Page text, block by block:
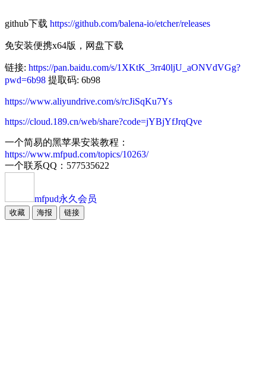
github下载 https://github.com/balena-io/etcher/releases
免安装便携x64版，网盘下载
链接: https://pan.baidu.com/s/1XKtK_3rr40ljU_aONVdVGg?
pwd=6b98 提取码: 6b98
https://www.aliyundrive.com/s/rcJiSqKu7Ys
https://cloud.189.cn/web/share?code=jYBjYfJrqQve
一个简易的黑苹果安装教程：
https://www.mfpud.com/topics/10263/
一个联系QQ：577535622
mfpud永久会员
收藏 海报 链接